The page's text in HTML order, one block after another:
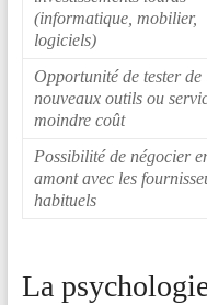
(informatique, mobilier,
logiciels)
Opportunité de tester de
nouveaux outils ou
moindre coût
Possibilité de négocier
amont avec les
habituels
La